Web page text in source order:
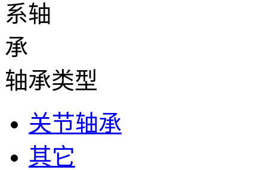
轴承类型
关节轴承
其它